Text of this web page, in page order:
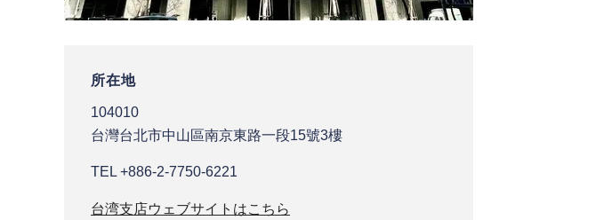
所在地
104010
台灣台北市中⼭區南京東路⼀段15號3樓
TEL +886-2-7750-6221​​
台湾支店ウェブサイトはこちら